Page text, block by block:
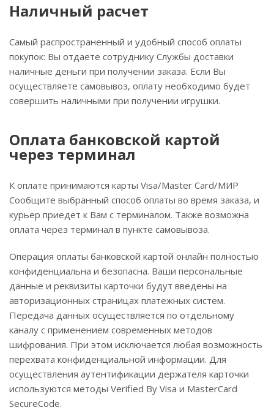
Наличный расчет
Самый распространенный и удобный способ оплаты
покупок: Вы отдаете сотруднику Службы доставки
наличные деньги при получении заказа. Если Вы
осуществляете самовывоз, оплату необходимо будет
совершить наличными при получении игрушки.
Оплата банковской картой
через терминал
К оплате принимаются карты Visa/Master Card/МИР
Сообщите выбранный способ оплаты во время заказа, и
курьер приедет к Вам с терминалом. Также возможна
оплата через терминал в пункте самовывоза.
Операция оплаты банковской картой онлайн полностью
конфиденциальна и безопасна. Ваши персональные
данные и реквизиты карточки будут введены на
авторизационных страницах платежных систем.
Передача данных осуществляется по отдельному
каналу с применением современных методов
шифрования. При этом исключается любая возможность
перехвата конфиденциальной информации. Для
осуществления аутентификации держателя карточки
используются методы Verified By Visa и MasterCard
SecureCode.